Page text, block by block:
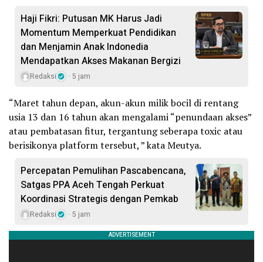
Haji Fikri: Putusan MK Harus Jadi
Momentum Memperkuat Pendidikan
dan Menjamin Anak Indonedia
Mendapatkan Akses Makanan Bergizi
Redaksi 5 jam
“Maret tahun depan, akun-akun milik bocil di rentang
usia 13 dan 16 tahun akan mengalami “penundaan akses”
atau pembatasan fitur, tergantung seberapa toxic atau
berisikonya platform tersebut, ” kata Meutya.
Percepatan Pemulihan Pascabencana,
Satgas PPA Aceh Tengah Perkuat
Koordinasi Strategis dengan Pemkab
Redaksi 5 jam